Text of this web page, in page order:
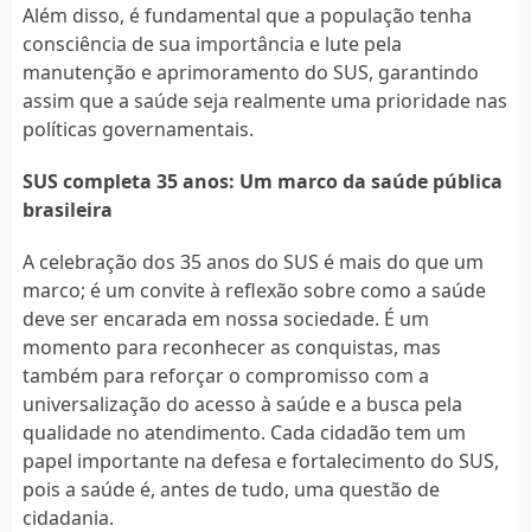
Além disso, é fundamental que a população tenha
consciência de sua importância e lute pela
manutenção e aprimoramento do SUS, garantindo
assim que a saúde seja realmente uma prioridade nas
políticas governamentais.
SUS completa 35 anos: Um marco da saúde pública
brasileira
A celebração dos 35 anos do SUS é mais do que um
marco; é um convite à reflexão sobre como a saúde
deve ser encarada em nossa sociedade. É um
momento para reconhecer as conquistas, mas
também para reforçar o compromisso com a
universalização do acesso à saúde e a busca pela
qualidade no atendimento. Cada cidadão tem um
papel importante na defesa e fortalecimento do SUS,
pois a saúde é, antes de tudo, uma questão de
cidadania.